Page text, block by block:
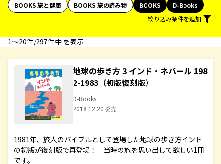
BOOKS 旅と健康
BOOKS 旅の読み物 BOOKS
D-Books
絞り込み条件を追加
1〜20件/297件中 を表示
地球の歩き方 3 インド・ネパール 198
2-1983（初版復刻版）
D-Books
2018.12.20 発売
1981年、旅人のバイブルとして登場した地球の歩き方インド
の初版が復刻版で再登場！ 当時の旅を思い出して欲しい1冊
です。